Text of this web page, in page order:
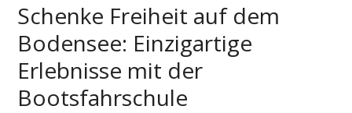
Schenke Freiheit auf dem
Bodensee: Einzigartige
Erlebnisse mit der
Bootsfahrschule